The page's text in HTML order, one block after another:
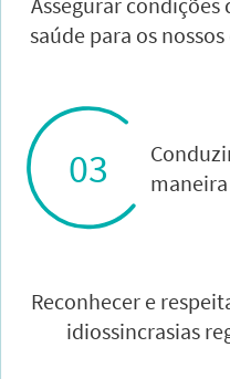
saúde para os
03
Reconhecer e
idiossincrasias